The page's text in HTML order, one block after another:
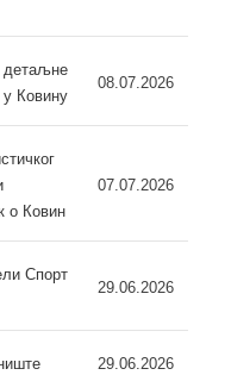
детаљне
у Ковину
08.07.2026
о Ковин
07.07.2026
Спорт
29.06.2026
29.06.2026